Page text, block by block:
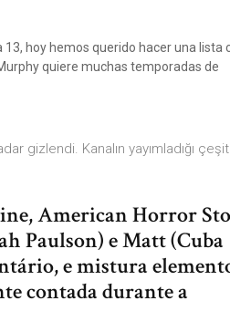
hoy hemos querido hacer una lista
quiere muchas temporadas de
gizlendi. Kanalın yayımladığı
American Horror
Paulson) e Matt (Cuba
e mistura
contada durante a